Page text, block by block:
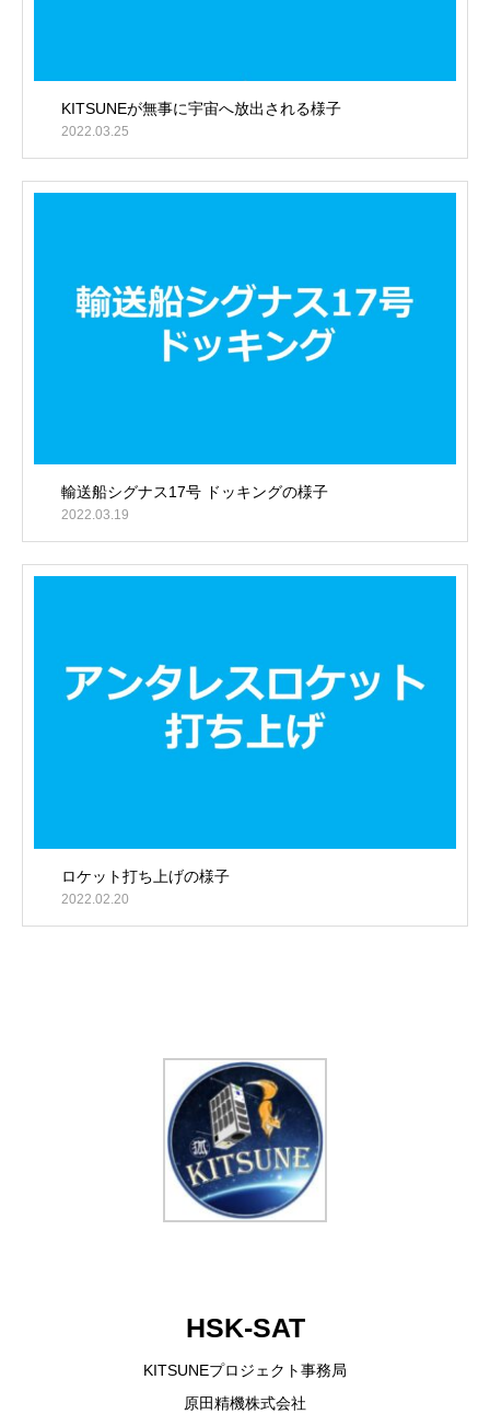
KITSUNEが無事に宇宙へ放出される様子
2022.03.25
輸送船シグナス17号 ドッキングの様子
2022.03.19
ロケット打ち上げの様子
2022.02.20
HSK-SAT
KITSUNEプロジェクト事務局
原田精機株式会社